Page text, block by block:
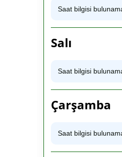
Saat bilgisi
Salı
Saat bilgisi
Çarşamba
Saat bilgisi